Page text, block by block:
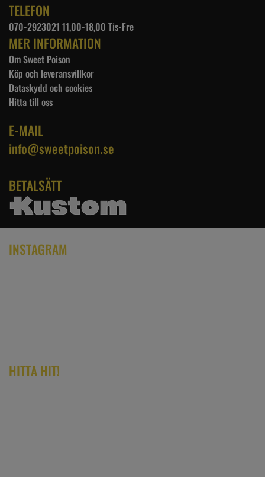
TELEFON
070-2923021 11,00-18,00 Tis-Fre
MER INFORMATION
Om Sweet Poison
Köp och leveransvillkor
Dataskydd och cookies
Hitta till oss
E-MAIL
info@sweetpoison.se
BETALSÄTT
INSTAGRAM
HITTA HIT!